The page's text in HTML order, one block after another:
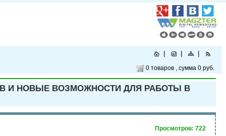
0 товаров , сумма 0 руб.
И НОВЫЕ ВОЗМОЖНОСТИ ДЛЯ РАБОТЫ В
Просмотров: 722